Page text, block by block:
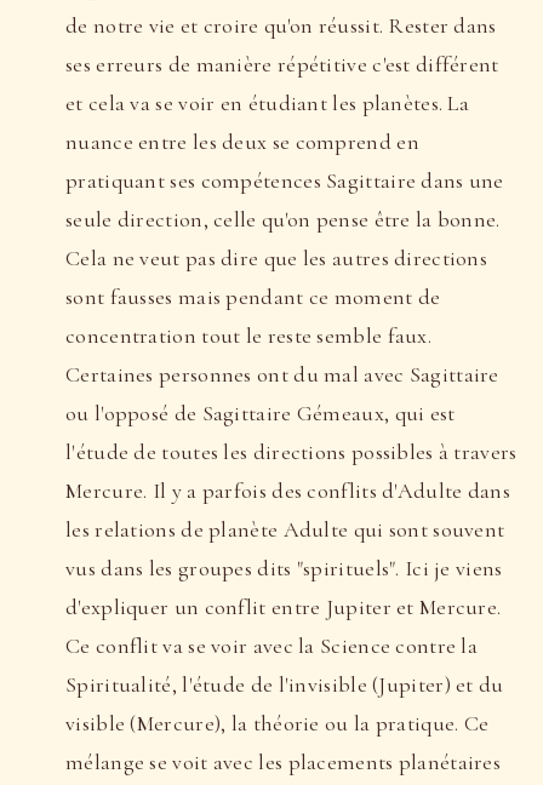
de notre vie et croire qu'on réussit. Rester dans
ses erreurs de manière répétitive c'est différent
et cela va se voir en étudiant les planètes. La
nuance entre les deux se comprend en
pratiquant ses compétences Sagittaire dans une
seule direction, celle qu'on pense être la bonne.
Cela ne veut pas dire que les autres directions
sont fausses mais pendant ce moment de
concentration tout le reste semble faux.
Certaines personnes ont du mal avec Sagittaire
ou l'opposé de Sagittaire Gémeaux, qui est
l'étude de toutes les directions possibles à travers
Mercure. Il y a parfois des conflits d'Adulte dans
les relations de planète Adulte qui sont souvent
vus dans les groupes dits "spirituels". Ici je viens
d'expliquer un conflit entre Jupiter et Mercure.
Ce conflit va se voir avec la Science contre la
Spiritualité, l'étude de l'invisible (Jupiter) et du
visible (Mercure), la théorie ou la pratique. Ce
mélange se voit avec les placements planétaires